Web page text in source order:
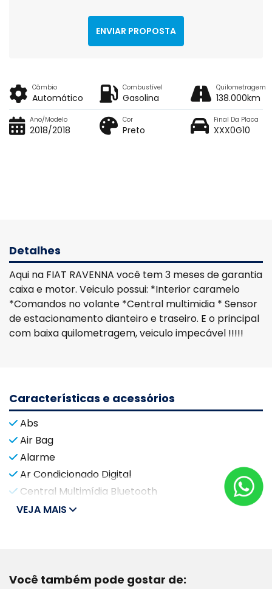
ENVIAR PROPOSTA
Câmbio
Automático
Combustível
Gasolina
Quilometragem
138.000km
Ano/Modelo
2018/2018
Cor
Preto
Final Da Placa
XXX0G10
Detalhes
Aqui na FIAT RAVENNA você tem 3 meses de garantia
caixa e motor. Veiculo possui: *Interior caramelo
*Comandos no volante *Central multimidia * Sensor
de estacionamento dianteiro e traseiro. E o principal
com baixa quilometragem, veiculo impecável !!!!!
Características e acessórios
Abs
Air Bag
Alarme
Ar Condicionado Digital
Central Multimídia Bluetooth
VEJA MAIS
Você também pode gostar de: